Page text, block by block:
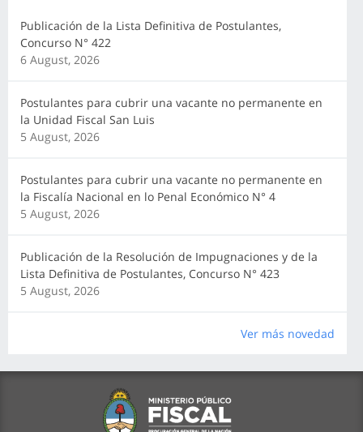
Publicación de la Lista Definitiva de Postulantes,
Concurso N° 422
6 August, 2026
Postulantes para cubrir una vacante no permanente en
la Unidad Fiscal San Luis
5 August, 2026
Postulantes para cubrir una vacante no permanente en
la Fiscalía Nacional en lo Penal Económico N° 4
5 August, 2026
Publicación de la Resolución de Impugnaciones y de la
Lista Definitiva de Postulantes, Concurso N° 423
5 August, 2026
Ver más novedad